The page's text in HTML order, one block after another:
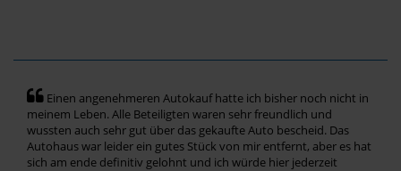
Einen angenehmeren Autokauf hatte ich bisher noch nicht in
meinem Leben. Alle Beteiligten waren sehr freundlich und
wussten auch sehr gut über das gekaufte Auto bescheid. Das
Autohaus war leider ein gutes Stück von mir entfernt, aber es hat
sich am ende definitiv gelohnt und ich würde hier jederzeit